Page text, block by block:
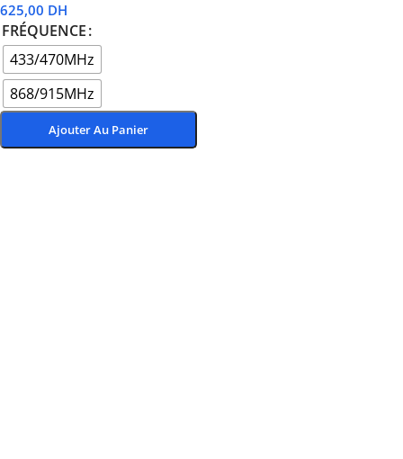
625,00 DH
FRÉQUENCE
433/470MHz
868/915MHz
Ajouter Au Panier